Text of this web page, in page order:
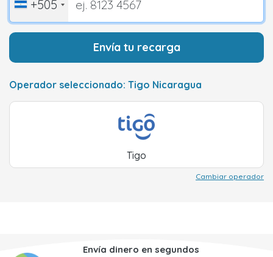
+505
Envía tu recarga
Operador seleccionado: Tigo Nicaragua
Tigo
Cambiar operador
Envía dinero en segundos